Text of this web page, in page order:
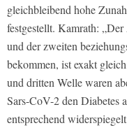
gleichbleibend hohe
festgestellt. Kamrath:
und der zweiten
bekommen, ist exakt
und dritten Welle waren
Sars-CoV-2 den Diabetes
entsprechend